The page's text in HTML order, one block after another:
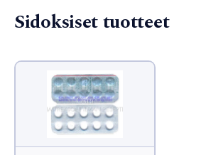
Sidoksiset tuotteet